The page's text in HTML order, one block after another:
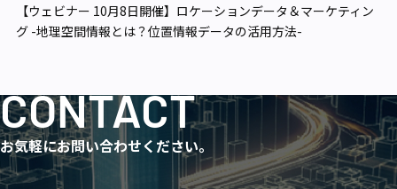
【ウェビナー 10月8日開催】ロケーションデータ＆マーケティン
グ -地理空間情報とは？位置情報データの活用方法-
CONTACT
お気軽にお問い合わせください。